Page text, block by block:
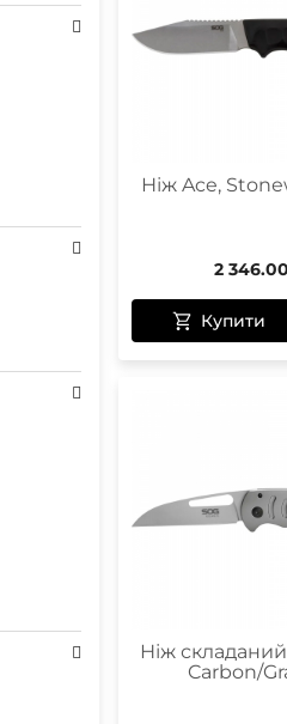
Чохли
Спреї
Чохли
Ніж Ace,
2 346.00
Купити
Ніж
Carbon/